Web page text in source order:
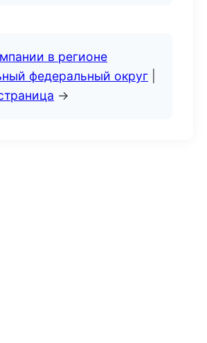
в регионе
федеральный округ
→